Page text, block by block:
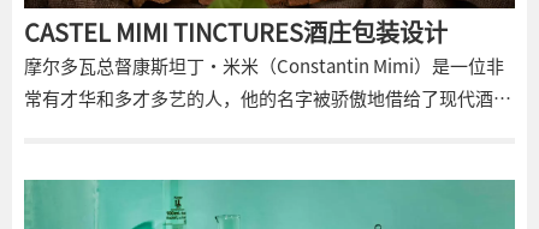
CASTEL MIMI TINCTURES酒庄包装设计
摩尔多瓦总督康斯坦丁·米米（Constantin Mimi）是一位非
常有才华和多才多艺的人，他的名字被骄傲地借给了现代酒厂
生产酒精酊剂的技术。不幸的是，他的实验结果被时间和历史